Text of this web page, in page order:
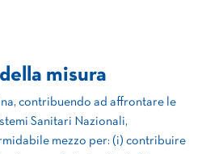
misura
contribuendo ad affrontare le
Sanitari Nazionali,
mezzo per: (i) contribuire